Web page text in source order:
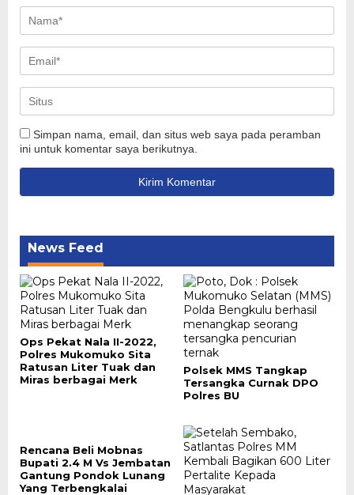
Simpan nama, email, dan situs web saya pada peramban
ini untuk komentar saya berikutnya.
News Feed
Ops Pekat Nala II-2022,
Polres Mukomuko Sita
Ratusan Liter Tuak dan
Miras berbagai Merk
Polsek MMS Tangkap
Tersangka Curnak DPO
Polres BU
Rencana Beli Mobnas
Bupati 2.4 M Vs Jembatan
Gantung Pondok Lunang
Yang Terbengkalai